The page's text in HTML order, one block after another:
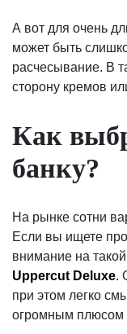
А вот для очень
может быть
расчесывание. В
сторону кремов
Как
банку?
На рынке сотни
Если вы ищете
внимание на такой
Uppercut Deluxe.
при этом легко
огромным плюсом